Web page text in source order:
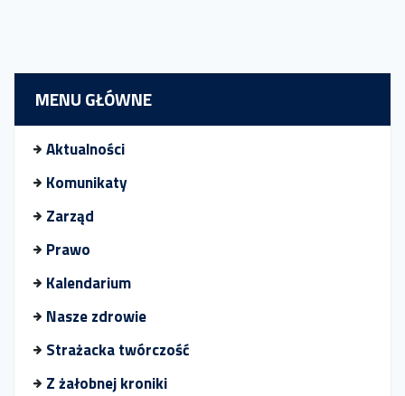
MENU GŁÓWNE
Aktualności
Komunikaty
Zarząd
Prawo
Kalendarium
Nasze zdrowie
Strażacka twórczość
Z żałobnej kroniki